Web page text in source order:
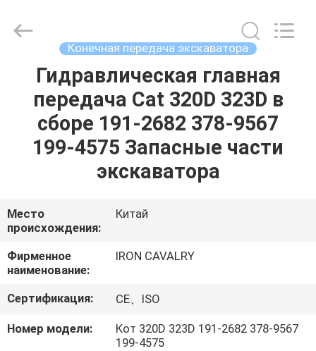
ГЛАВНАЯ
СТРАНИЦА
ПРОДУКЦИЯ
VR
ШОУ
О
Конечная передача экскаватора
Гидравлическая главная
передача Cat 320D 323D в
сборе 191-2682 378-9567
199-4575 Запасные части
экскаватора
Место
происхождения:
Китай
Фирменное
наименование:
IRON CAVALRY
Сертификация: CE、ISO
Номер модели:
Кот 320D 323D 191-2682 378-9567
199-4575